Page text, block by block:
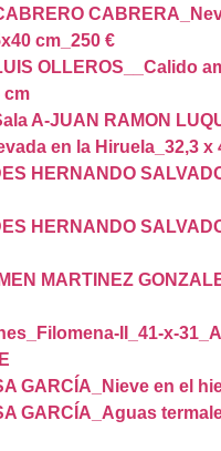
cm_250 €
OLLEROS__Calido
cm
A-JUAN RAMON
en la Hiruela_32,3 x
HERNANDO
HERNANDO
MARTINEZ
II_41-x-
GARCÍA_Nieve en el
GARCÍA_Aguas